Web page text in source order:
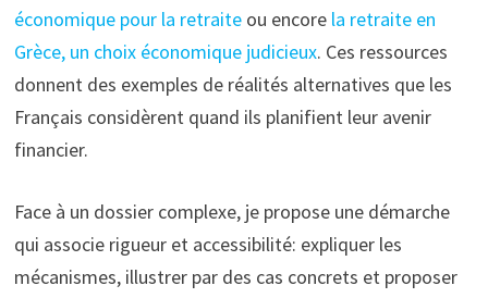
économique pour la retraiteou encore la retraite en
Grèce, un choix économique judicieux. Ces ressources
donnent des exemples de réalités alternatives que les
Français considèrent quand ils planifient leur avenir
financier.
Face à un dossier complexe, je propose une démarche
qui associe rigueur et accessibilité: expliquer les
mécanismes, illustrer par des cas concrets et proposer